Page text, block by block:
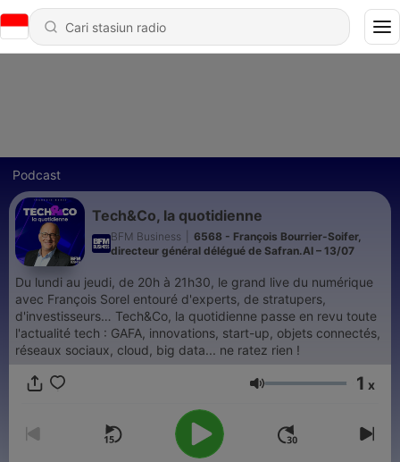
Podcast
Tech&Co, la quotidienne
BFM Business
6568 - François Bourrier-Soifer,
directeur général délégué de Safran.AI – 13/07
Du lundi au jeudi, de 20h à 21h30, le grand live du numérique
avec François Sorel entouré d'experts, de stratupers,
d'investisseurs… Tech&Co, la quotidienne passe en revu toute
l'actualité tech : GAFA, innovations, start-up, objets connectés,
réseaux sociaux, cloud, big data... ne ratez rien !
Volume 1 x